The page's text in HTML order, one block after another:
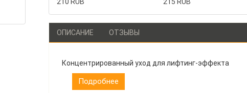
ОПИСАНИЕ ОТЗЫВЫ
Концентрированный уход для лифтинг-эффекта
Подробнее